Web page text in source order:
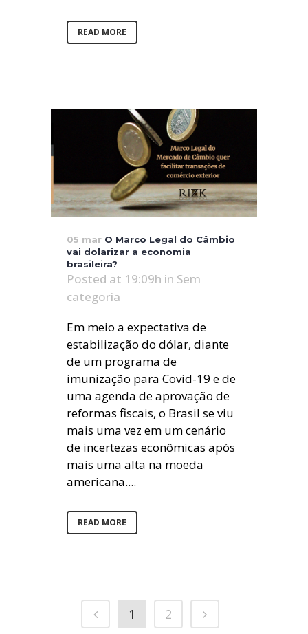
READ MORE
05 mar O Marco Legal do Câmbio
vai dolarizar a economia
brasileira?
Posted at 19:09h in Sem
categoria
Em meio a expectativa de
estabilização do dólar, diante
de um programa de
imunização para Covid-19 e de
uma agenda de aprovação de
reformas fiscais, o Brasil se viu
mais uma vez em um cenário
de incertezas econômicas após
mais uma alta na moeda
americana....
READ MORE
1 2